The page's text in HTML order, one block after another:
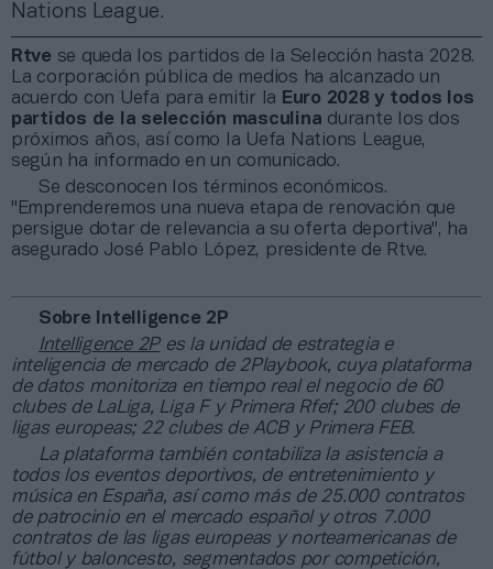
Nations League.
Rtve se queda los partidos de la Selección hasta 2028.
La corporación pública de medios ha alcanzado un
acuerdo con Uefa para emitir la Euro 2028 y todos los
partidos de la selección masculina durante los dos
próximos años, así como la Uefa Nations League,
según ha informado en un comunicado.
Se desconocen los términos económicos.
"Emprenderemos una nueva etapa de renovación que
persigue dotar de relevancia a su oferta deportiva", ha
asegurado José Pablo López, presidente de Rtve.
Sobre Intelligence 2P
Intelligence 2Pes la unidad de estrategia e
inteligencia de mercado de 2Playbook, cuya plataforma
de datos monitoriza en tiempo real el negocio de 60
clubes de LaLiga, Liga F y Primera Rfef; 200 clubes de
ligas europeas; 22 clubes de ACB y Primera FEB.
La plataforma también contabiliza la asistencia a
todos los eventos deportivos, de entretenimiento y
música en España, así como más de 25.000 contratos
de patrocinio en el mercado español y otros 7.000
contratos de las ligas europeas y norteamericanas de
fútbol y baloncesto, segmentados por competición,